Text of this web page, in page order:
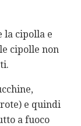
la cipolla e
cipolle non
e quindi
a fuoco